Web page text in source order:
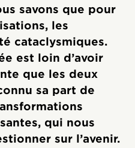
savons que pour
les
cataclysmiques.
est loin d’avoir
que les deux
sa part de
qui nous
sur l’avenir.